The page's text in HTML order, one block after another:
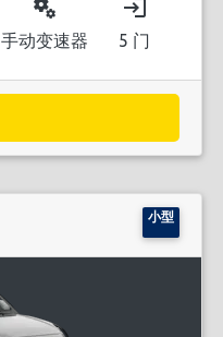
miscellaneous_services
手动变速器
login
5 门
小型